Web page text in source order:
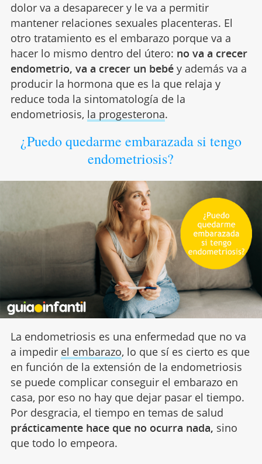
dolor va a desaparecer y le va a permitir
mantener relaciones sexuales placenteras. El
otro tratamiento es el embarazo porque va a
hacer lo mismo dentro del útero: no va a crecer
endometrio, va a crecer un bebéy además va a
producir la hormona que es la que relaja y
reduce toda la sintomatología de la
endometriosis, la progesterona.
¿Puedo quedarme embarazada si tengo
endometriosis?
La endometriosis es una enfermedad que no va
a impedir el embarazo, lo que sí es cierto es que
en función de la extensión de la endometriosis
se puede complicar conseguir el embarazo en
casa, por eso no hay que dejar pasar el tiempo.
Por desgracia, el tiempo en temas de salud
prácticamente hace que no ocurra nada, sino
que todo lo empeora.